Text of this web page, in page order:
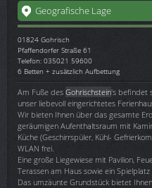
Geografische Lage
01824 Gohrisch
Pfaffendorfer Straße 61
Telefon: 035021 59600
6 Betten + zusätzlich Aufbettung
Am Fuße des Gohrischstein's befindet
unser liebevoll eingerichtetes
Wir bieten Ihnen über das gesamte
geräumigen Aufenthaltsraum mit
Küche (Geschirrspüler, Kühl-
WLAN frei.
Eine große Liegewiese mit Pavilion,
Terassen am Haus sowie ein
Das umzäunte Grundstück bietet